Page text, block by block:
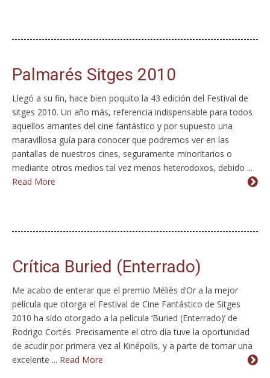
Palmarés Sitges 2010
Llegó a su fin, hace bien poquito la 43 edición del Festival de
sitges 2010. Un año más, referencia indispensable para todos
aquellos amantes del cine fantástico y por supuesto una
maravillosa guía para conocer que podremos ver en las
pantallas de nuestros cines, seguramente minoritarios o
mediante otros medios tal vez menos heterodoxos, debido ...
Read More
Crítica Buried (Enterrado)
Me acabo de enterar que el premio Méliès d’Or a la mejor
película que otorga el Festival de Cine Fantástico de Sitges
2010 ha sido otorgado a la película ‘Buried (Enterrado)’ de
Rodrigo Cortés. Precisamente el otro día tuve la oportunidad
de acudir por primera vez al Kinépolis, y a parte de tomar una
excelente ... Read More